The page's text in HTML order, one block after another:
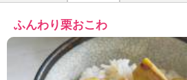
ふんわり栗おこわ